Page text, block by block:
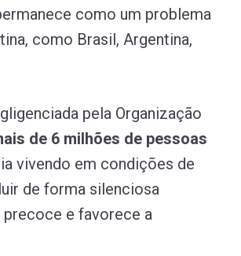
como um problema
como Brasil, Argentina,
pela Organização
de 6 milhões de pessoas
vivendo em condições de
de forma silenciosa
e favorece a